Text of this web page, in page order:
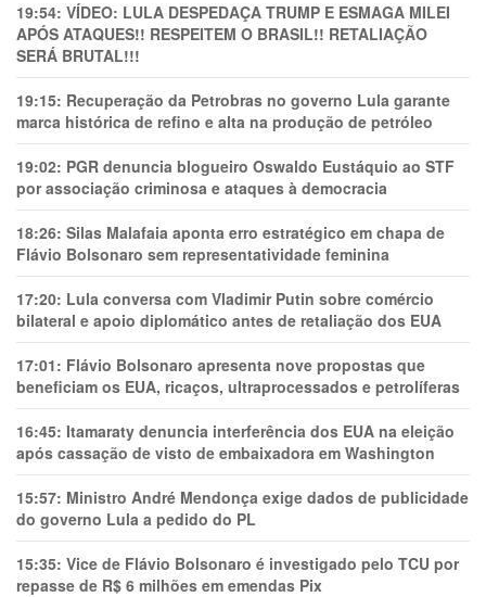
19:54: VÍDEO: LULA DESPEDAÇA TRUMP E ESMAGA MILEI
APÓS ATAQUES!! RESPEITEM O BRASIL!! RETALIAÇÃO
SERÁ BRUTAL!!!
19:15: Recuperação da Petrobras no governo Lula garante
marca histórica de refino e alta na produção de petróleo
19:02: PGR denuncia blogueiro Oswaldo Eustáquio ao STF
por associação criminosa e ataques à democracia
18:26: Silas Malafaia aponta erro estratégico em chapa de
Flávio Bolsonaro sem representatividade feminina
17:20: Lula conversa com Vladimir Putin sobre comércio
bilateral e apoio diplomático antes de retaliação dos EUA
17:01: Flávio Bolsonaro apresenta nove propostas que
beneficiam os EUA, ricaços, ultraprocessados e petrolíferas
16:45: Itamaraty denuncia interferência dos EUA na eleição
após cassação de visto de embaixadora em Washington
15:57: Ministro André Mendonça exige dados de publicidade
do governo Lula a pedido do PL
15:35: Vice de Flávio Bolsonaro é investigado pelo TCU por
repasse de R$ 6 milhões em emendas Pix